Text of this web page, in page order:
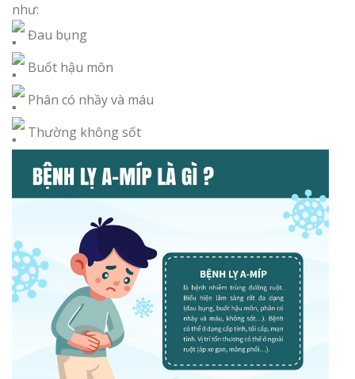
như:
Đau bụng
Buốt hậu môn
Phân có nhầy và máu
Thường không sốt